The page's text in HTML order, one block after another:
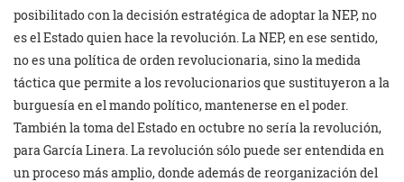
posibilitado con la decisión estratégica de adoptar la NEP, no
es el Estado quien hace la revolución. La NEP, en ese sentido,
no es una política de orden revolucionaria, sino la medida
táctica que permite a los revolucionarios que sustituyeron a la
burguesía en el mando político, mantenerse en el poder.
También la toma del Estado en octubre no sería la revolución,
para García Linera. La revolución sólo puede ser entendida en
un proceso más amplio, donde además de reorganización del